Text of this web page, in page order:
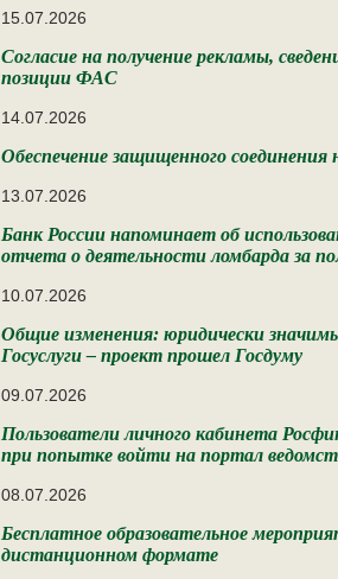
15.07.2026
Согласие на получение рекламы,
позиции ФАС
14.07.2026
Обеспечение защищенного
13.07.2026
Банк России напоминает об
отчета о деятельности ломбарда за
10.07.2026
Общие изменения: юридически
Госуслуги – проект прошел Госдуму
09.07.2026
Пользователи личного кабинета
при попытке войти на портал
08.07.2026
Бесплатное образовательное
дистанционном формате